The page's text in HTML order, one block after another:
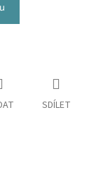
SDÍLET